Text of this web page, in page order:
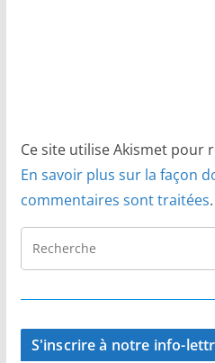
Ce site utilise Akismet pour
En savoir plus sur la façon
commentaires sont traitées.
S'inscrire à notre info-